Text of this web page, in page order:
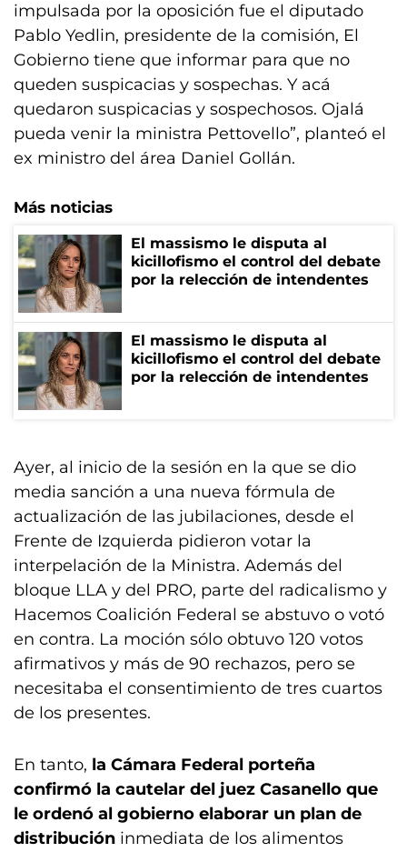
impulsada por la oposición fue el diputado
Pablo Yedlin, presidente de la comisión, El
Gobierno tiene que informar para que no
queden suspicacias y sospechas. Y acá
quedaron suspicacias y sospechosos. Ojalá
pueda venir la ministra Pettovello”, planteó el
ex ministro del área Daniel Gollán.
Más noticias
El massismo le disputa al
kicillofismo el control del debate
por la relección de intendentes
El massismo le disputa al
kicillofismo el control del debate
por la relección de intendentes
Ayer, al inicio de la sesión en la que se dio
media sanción a una nueva fórmula de
actualización de las jubilaciones, desde el
Frente de Izquierda pidieron votar la
interpelación de la Ministra. Además del
bloque LLA y del PRO, parte del radicalismo y
Hacemos Coalición Federal se abstuvo o votó
en contra. La moción sólo obtuvo 120 votos
afirmativos y más de 90 rechazos, pero se
necesitaba el consentimiento de tres cuartos
de los presentes.
En tanto, la Cámara Federal porteña
confirmó la cautelar del juez Casanello que
le ordenó al gobierno elaborar un plan de
distribución inmediata de los alimentos